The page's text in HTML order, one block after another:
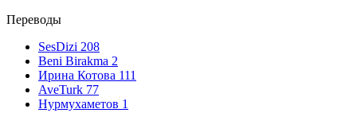
Переводы
SesDizi 208
Beni Birakma 2
Ирина Котова 111
AveTurk 77
Нурмухаметов 1